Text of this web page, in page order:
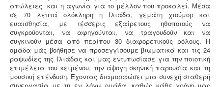
απώλειες και η αγωνία για το μέλλον που προκαλεί. Μέσα
σε 70 λεπτά ολόκληρη η Ιλιάδα, γεμάτη χιούμορ και
ευαισθησία, με τέσσερις εξαίρετους ηθοποιούς να
συγκρούονται, να αφηγούνται, να τραγουδούν και να
συγκινούν μέσα από περίπου 30 διαφορετικούς ρόλους. Η
ομάδα μάς βοήθησε να προσεγγίσουμε βιωματικά και τις 24
ραψωδίες της Ιλιάδας και μας εντυπωσίασε για την ποιοτική
επιμέλεια του κειμένου, την άψογη σκηνική παρουσία και τη
μουσική επένδυση. Έχοντας διαμορφώσει μια συνεχή σταθερή